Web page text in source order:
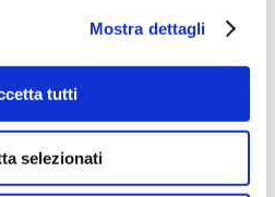
Mostra dettagli
tutti
selezionati
SORRENTO |
BODY CREAM